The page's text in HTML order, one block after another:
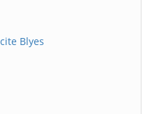
Blyes